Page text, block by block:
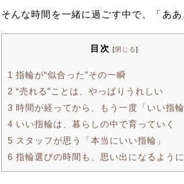
そんな時間を一緒に過ごす中で、「あ
目次 [閉じる]
1 指輪が“似合った”その一瞬
2 “売れる”ことは、やっぱりうれしい
3 時間が経ってから、もう一度「いい指
4 いい指輪は、暮らしの中で育っていく
5 スタッフが思う「本当にいい指輪」
6 指輪選びの時間も、思い出になるように